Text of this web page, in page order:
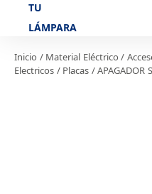
TU
LÁMPARA
Inicio / Material Eléctrico /
Electricos / Placas / APAGADOR